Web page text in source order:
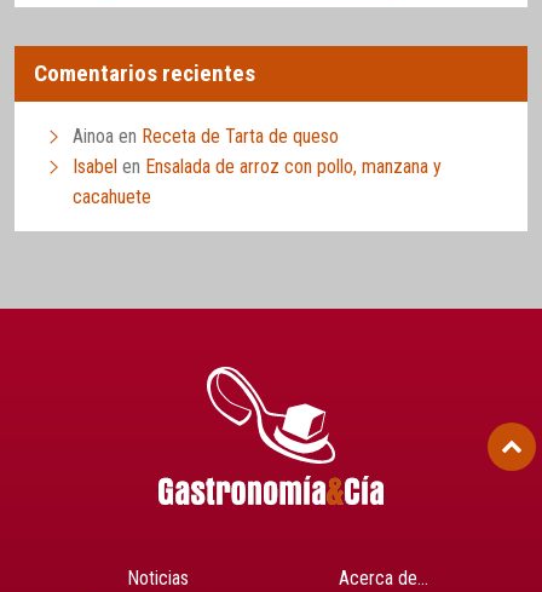
Comentarios recientes
Ainoa en Receta de Tarta de queso
Isabel en Ensalada de arroz con pollo, manzana y
cacahuete
Noticias
Acerca de…